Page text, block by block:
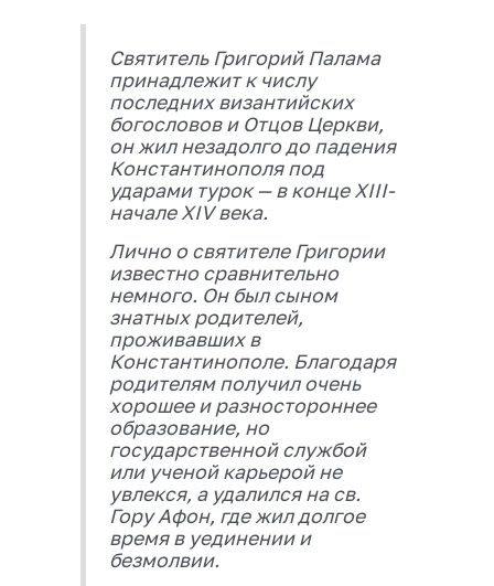
Святитель Григорий Палама
принадлежит к числу
последних византийских
богословов и Отцов Церкви,
он жил незадолго до падения
Константинополя под
ударами турок — в конце XIII-
начале XIV века.
Лично о святителе Григории
известно сравнительно
немного. Он был сыном
знатных родителей,
проживавших в
Константинополе. Благодаря
родителям получил очень
хорошее и разностороннее
образование, но
государственной службой
или ученой карьерой не
увлекся, а удалился на св.
Гору Афон, где жил долгое
время в уединении и
безмолвии.